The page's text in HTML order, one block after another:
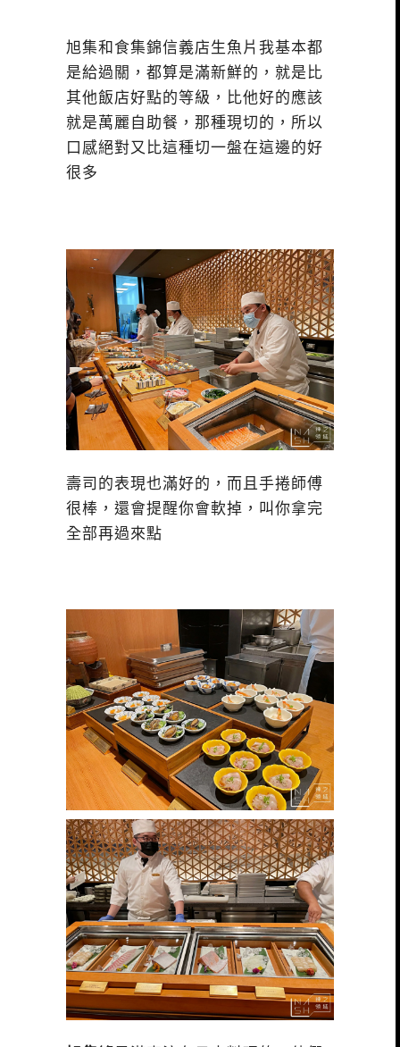
旭集和食集錦信義店生魚片我基本都
是給過關，都算是滿新鮮的，就是比
其他飯店好點的等級，比他好的應該
就是萬麗自助餐，那種現切的，所以
口感絕對又比這種切一盤在這邊的好
很多
壽司的表現也滿好的，而且手捲師傅
很棒，還會提醒你會軟掉，叫你拿完
全部再過來點